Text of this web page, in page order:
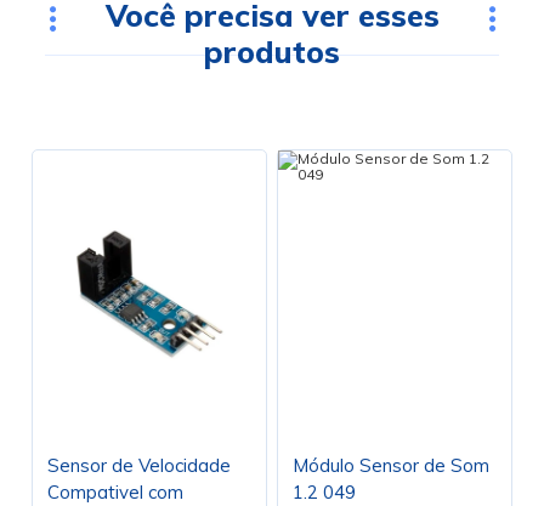
Você precisa ver esses
produtos
Sensor de Velocidade
Compativel com
Módulo Sensor de Som
1.2 049